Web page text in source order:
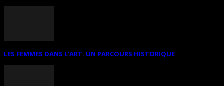
LES FEMMES DANS L’ART. UN PARCOURS HISTORIQUE